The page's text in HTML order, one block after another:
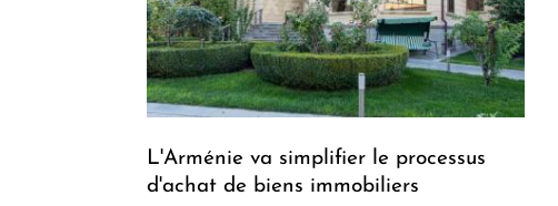
L'Arménie va simplifier le processus
d'achat de biens immobiliers